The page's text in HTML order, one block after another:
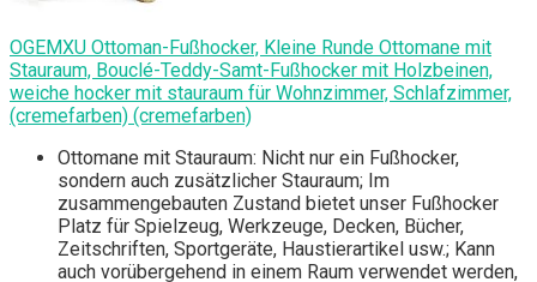
OGEMXU Ottoman-Fußhocker, Kleine Runde Ottomane mit
Stauraum, Bouclé-Teddy-Samt-Fußhocker mit Holzbeinen,
weiche hocker mit stauraum für Wohnzimmer, Schlafzimmer,
(cremefarben) (cremefarben)
Ottomane mit Stauraum: Nicht nur ein Fußhocker,
sondern auch zusätzlicher Stauraum; Im
zusammengebauten Zustand bietet unser Fußhocker
Platz für Spielzeug, Werkzeuge, Decken, Bücher,
Zeitschriften, Sportgeräte, Haustierartikel usw.; Kann
auch vorübergehend in einem Raum verwendet werden,